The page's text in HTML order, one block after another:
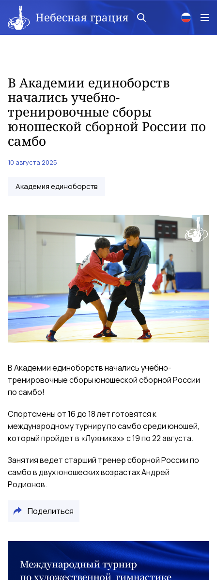
Небесная грация
В Академии единоборств
начались учебно-
тренировочные сборы
юношеской сборной России по
самбо
10 августа 2025
Академия единоборств
В Академии единоборств начались учебно-
тренировочные сборы юношеской сборной России
по самбо!
Спортсмены от 16 до 18 лет готовятся к
международному турниру по самбо среди юношей,
который пройдет в «Лужниках» с 19 по 22 августа.
Занятия ведет старший тренер сборной России по
самбо в двух юношеских возрастах Андрей
Родионов.
Поделиться